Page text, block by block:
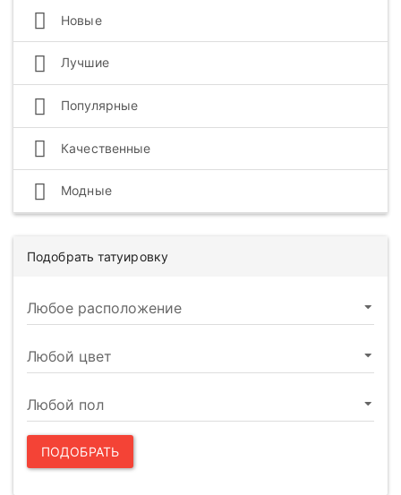
Новые
Лучшие
Популярные
Качественные
Модные
Подобрать татуировку
ПОДОБРАТЬ